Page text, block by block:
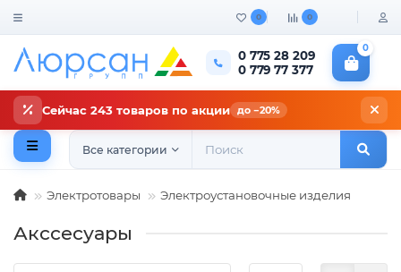
0 0
0 775 28 209
0 779 77 377
0
Сейчас 243 товаров по акции до −20%
Все категории
Электротовары Электроустановочные изделия
Акссесуары